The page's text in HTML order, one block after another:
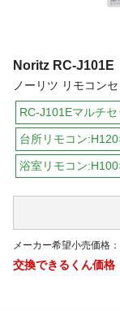
Noritz RC-J101E
ノーリツ リモコンセ
RC-J101Eマルチセ
台所リモコン
浴室リモコン
メーカー希望小売価格：
交換できるくん価格